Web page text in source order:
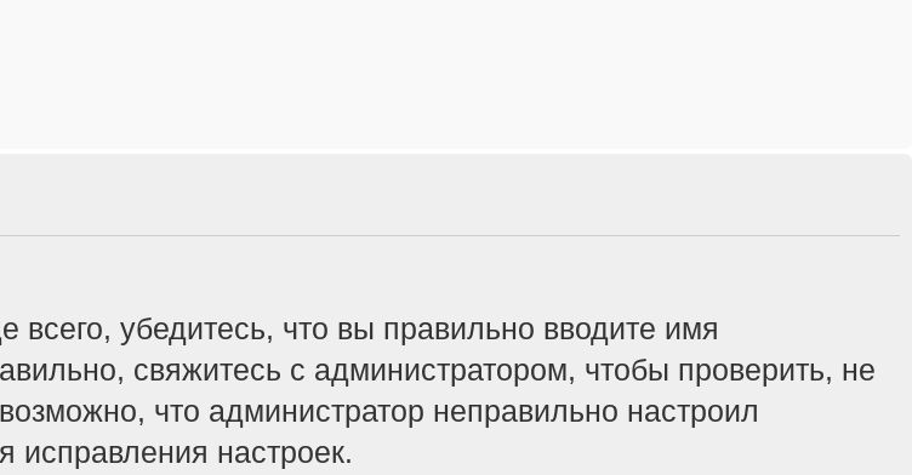
убедитесь, что вы правильно вводите имя
свяжитесь с администратором, чтобы проверить, не
что администратор неправильно настроил
настроек.